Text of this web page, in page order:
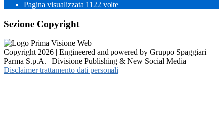
Pagina visualizzata 1122 volte
Sezione Copyright
Copyright 2026 | Engineered and powered by Gruppo Spaggiari
Parma S.p.A. | Divisione Publishing & New Social Media
Disclaimer trattamento dati personali